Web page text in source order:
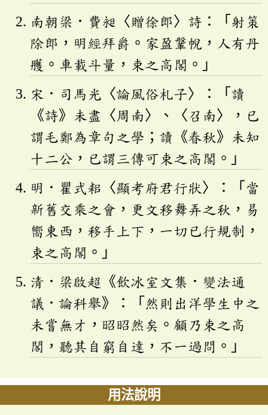
南朝梁．費昶〈贈徐郎〉詩：「射策
除郎，明經拜爵。家盈鞶帨，人有丹
雘。車載斗量，束之高閣。」
宋．司馬光〈論風俗札子〉：「讀
《詩》未盡〈周南〉、〈召南〉，已
謂毛鄭為章句之學；讀《春秋》未知
十二公，已謂三傳可束之高閣。」
明．瞿式耜〈顯考府君行狀〉：「當
新舊交乘之會，更文移舞弄之秋，易
嚮東西，移手上下，一切已行規制，
束之高閣。」
清．梁啟超《飲冰室文集．變法通
議．論科舉》：「然則出洋學生中之
未嘗無才，昭昭然矣。顧乃束之高
閣，聽其自窮自達，不一過問。」
用法說明